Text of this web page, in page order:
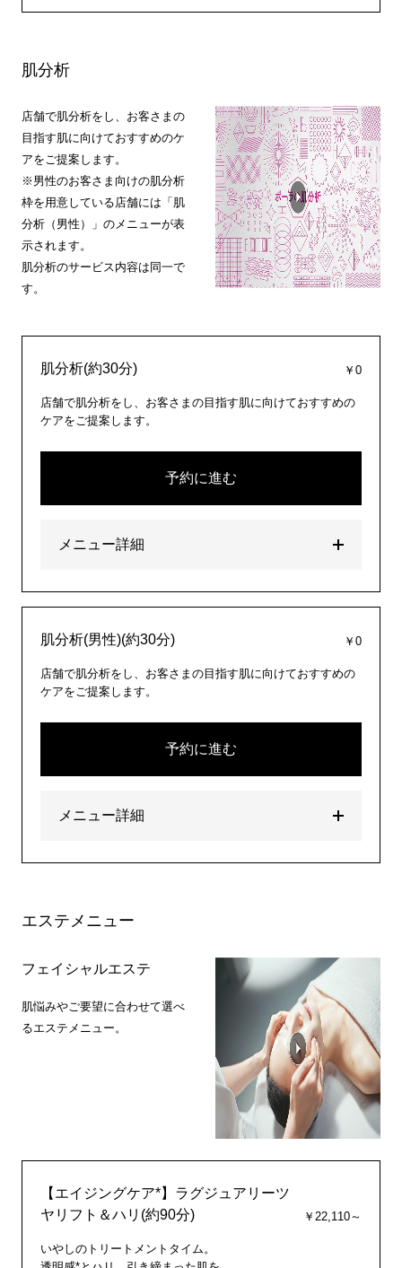
肌分析
店舗で肌分析をし、お客さまの
目指す肌に向けておすすめのケ
アをご提案します。
※男性のお客さま向けの肌分析
枠を用意している店舗には「肌
分析（男性）」のメニューが表
示されます。
肌分析のサービス内容は同一で
す。
肌分析(約30分) ￥0
店舗で肌分析をし、お客さまの目指す肌に向けておすすめの
ケアをご提案します。
予約に進む
メニュー詳細
肌分析(男性)(約30分) ￥0
店舗で肌分析をし、お客さまの目指す肌に向けておすすめの
ケアをご提案します。
予約に進む
メニュー詳細
エステメニュー
フェイシャルエステ
肌悩みやご要望に合わせて選べ
るエステメニュー。
【エイジングケア*】ラグジュアリーツ
ヤリフト＆ハリ(約90分)
￥22,110～
いやしのトリートメントタイム。